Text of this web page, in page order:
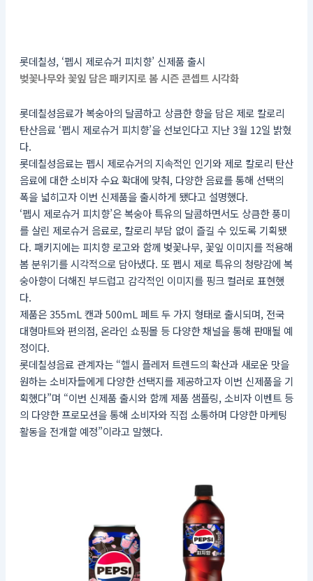
롯데칠성, ‘펩시 제로슈거 피치향’ 신제품 출시
벚꽃나무와 꽃잎 담은 패키지로 봄 시즌 콘셉트 시각화
롯데칠성음료가 복숭아의 달콤하고 상큼한 향을 담은 제로 칼로리
탄산음료 ‘펩시 제로슈거 피치향’을 선보인다고 지난 3월 12일 밝혔
다.
롯데칠성음료는 펩시 제로슈거의 지속적인 인기와 제로 칼로리 탄산
음료에 대한 소비자 수요 확대에 맞춰, 다양한 음료를 통해 선택의
폭을 넓히고자 이번 신제품을 출시하게 됐다고 설명했다.
‘펩시 제로슈거 피치향’은 복숭아 특유의 달콤하면서도 상큼한 풍미
를 살린 제로슈거 음료로, 칼로리 부담 없이 즐길 수 있도록 기획됐
다. 패키지에는 피치향 로고와 함께 벚꽃나무, 꽃잎 이미지를 적용해
봄 분위기를 시각적으로 담아냈다. 또 펩시 제로 특유의 청량감에 복
숭아향이 더해진 부드럽고 감각적인 이미지를 핑크 컬러로 표현했
다.
제품은 355mL 캔과 500mL 페트 두 가지 형태로 출시되며, 전국
대형마트와 편의점, 온라인 쇼핑몰 등 다양한 채널을 통해 판매될 예
정이다.
롯데칠성음료 관계자는 “헬시 플레저 트렌드의 확산과 새로운 맛을
원하는 소비자들에게 다양한 선택지를 제공하고자 이번 신제품을 기
획했다”며 “이번 신제품 출시와 함께 제품 샘플링, 소비자 이벤트 등
의 다양한 프로모션을 통해 소비자와 직접 소통하며 다양한 마케팅
활동을 전개할 예정”이라고 말했다.